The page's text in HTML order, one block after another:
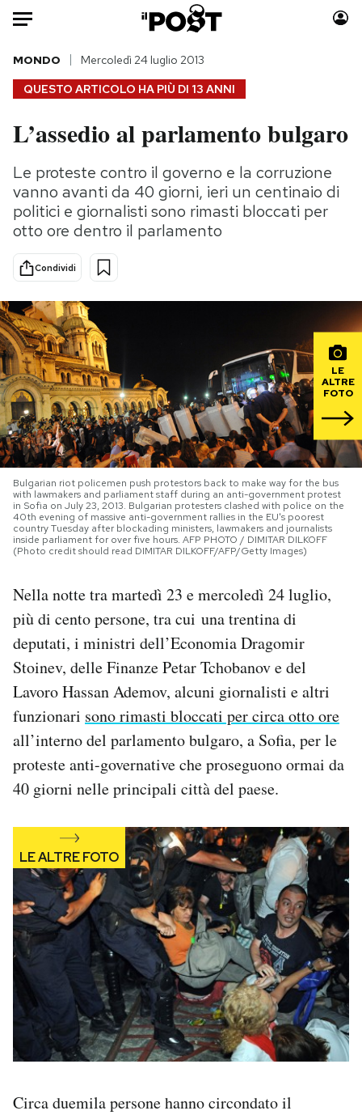
Auto
HOME
Italia
Politica
Tecnologia
Internet
Scienza
Cultura
Economia
Sport
Moda
Consumismi
Storie/Idee
Ok Boomer!
Altrecose
PODCAST
NEWSLETTER
I MIEI PREFERITI
SHOP
AREA PERSONALE
Area Personale
Newsletter
Notifiche mobile
Regala il Post
QUESTO ARTICOLO HA PIÙ DI 13 ANNI
MONDO Mercoledì 24 luglio 2013
L’assedio al parlamento bulgaro
Le proteste contro il governo e la corruzione
vanno avanti da 40 giorni, ieri un centinaio di
politici e giornalisti sono rimasti bloccati per
otto ore dentro il parlamento
Condividi
LE
ALTRE
FOTO
Bulgarian riot policemen push protestors back to make way for the bus
with lawmakers and parliament staff during an anti-government protest
in Sofia on July 23, 2013. Bulgarian protesters clashed with police on the
40th evening of massive anti-government rallies in the EU's poorest
country Tuesday after blockading ministers, lawmakers and journalists
inside parliament for over five hours. AFP PHOTO / DIMITAR DILKOFF
(Photo credit should read DIMITAR DILKOFF/AFP/Getty Images)
Nella notte tra martedì 23 e mercoledì 24 luglio,
più di cento persone, tra cui una trentina di
deputati, i ministri dell’Economia Dragomir
Stoinev, delle Finanze Petar Tchobanov e del
Lavoro Hassan Ademov, alcuni giornalisti e altri
funzionari sono rimasti bloccati per circa otto ore
all’interno del parlamento bulgaro, a Sofia, per le
proteste anti-governative che proseguono ormai da
40 giorni nelle principali città del paese.
Circa duemila persone hanno circondato il